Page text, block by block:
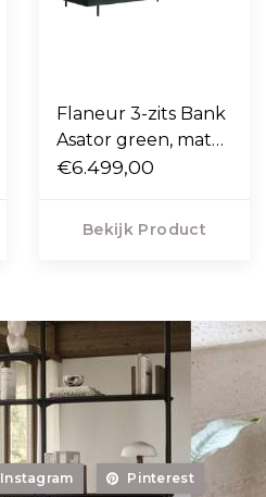
Flaneur 3-zits Bank
Asator green, mat
zwart poten
€6.499,00
Bekijk Product
Instagram Pinterest